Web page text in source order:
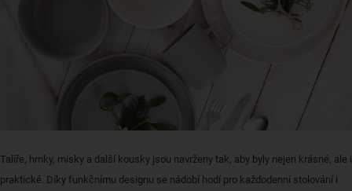
Talíře, hrnky, misky a další kousky jsou navrženy tak, aby byly nejen krásné, ale i
praktické. Díky funkčnímu designu se nádobí hodí pro každodenní stolování i